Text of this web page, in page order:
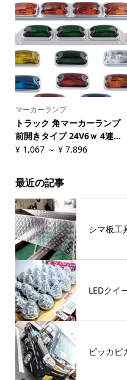
マーカーランプ
トラック 角マーカーランプ
前開きタイプ 24V6ｗ 4連...
¥1,067～ ¥7,896
最近の記事
シマ板工
LEDクイ
ピッカピ